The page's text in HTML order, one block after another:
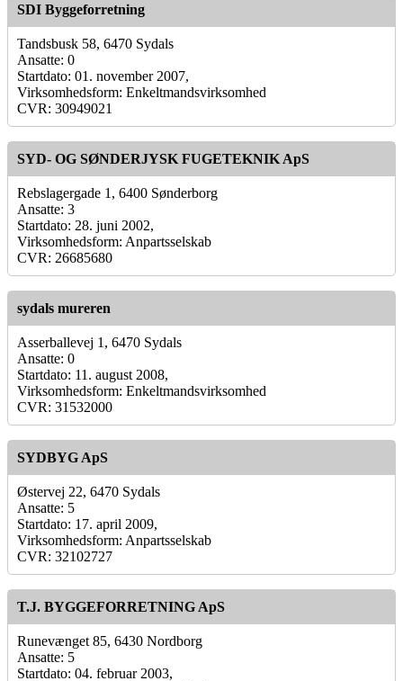
SDI Byggeforretning
Tandsbusk 58, 6470 Sydals
Ansatte: 0
Startdato: 01. november 2007,
Virksomhedsform: Enkeltmandsvirksomhed
CVR: 30949021
SYD- OG SØNDERJYSK FUGETEKNIK ApS
Rebslagergade 1, 6400 Sønderborg
Ansatte: 3
Startdato: 28. juni 2002,
Virksomhedsform: Anpartsselskab
CVR: 26685680
sydals mureren
Asserballevej 1, 6470 Sydals
Ansatte: 0
Startdato: 11. august 2008,
Virksomhedsform: Enkeltmandsvirksomhed
CVR: 31532000
SYDBYG ApS
Østervej 22, 6470 Sydals
Ansatte: 5
Startdato: 17. april 2009,
Virksomhedsform: Anpartsselskab
CVR: 32102727
T.J. BYGGEFORRETNING ApS
Runevænget 85, 6430 Nordborg
Ansatte: 5
Startdato: 04. februar 2003,